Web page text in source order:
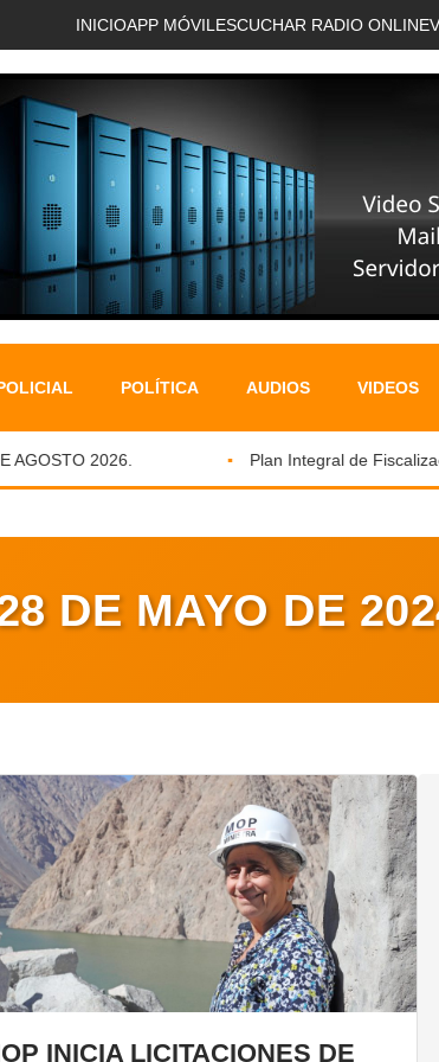
INICIOAPP MÓVIL ESCUCHAR RADIO ONLINE
POLÍTICA AUDIOS VIDEOS
2026. Plan Integral de
DE MAYO DE
INICIA LICITACIONES DE